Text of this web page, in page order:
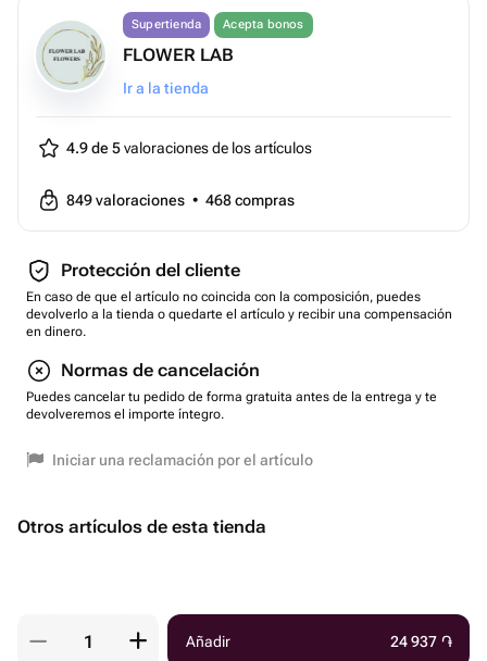
Supertienda Acepta bonos
FLOWER LAB
Ir a la tienda
4.9 de 5valoraciones de los artículos
849valoraciones • 468compras
Protección del cliente
En caso de que el artículo no coincida con la composición, puedes
devolverlo a la tienda o quedarte el artículo y recibir una compensación
en dinero.
Normas de cancelación
Puedes cancelar tu pedido de forma gratuita antes de la entrega y te
devolveremos el importe íntegro.
Iniciar una reclamación por el artículo
Otros artículos de esta tienda
Añadir 24 937 ֏